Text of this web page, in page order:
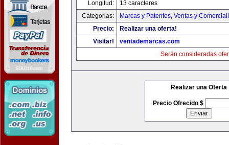
Longitud:
13 caracteres
Categorias:
Marcas y Patentes, Ventas y
Precio:
Realizar una oferta!
Visitar!
ventademarcas.com
Serán consideradas
Realizar una Oferta
Precio Ofrecido $